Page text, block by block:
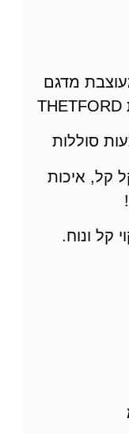
מדגם
סוללות
קל, איכות
קל ונוח.